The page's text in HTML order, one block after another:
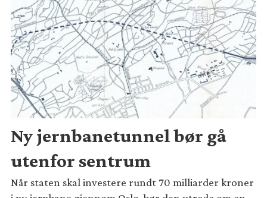
Ny jernbanetunnel bør gå
utenfor sentrum
Når staten skal investere rundt 70 milliarder kroner